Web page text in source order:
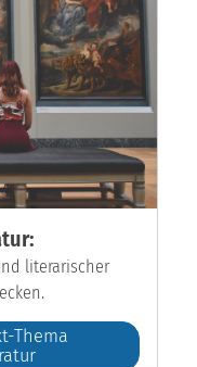
literarischer
Thema